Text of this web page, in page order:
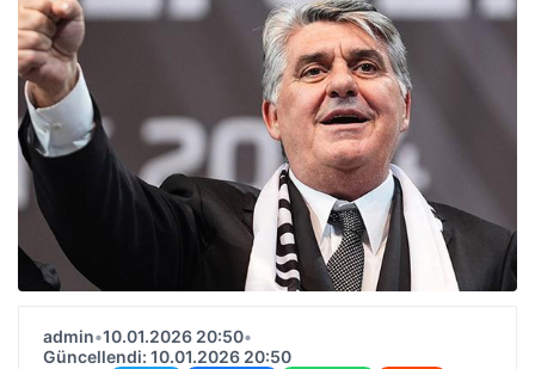
admin•10.01.2026 20:50•
Güncellendi: 10.01.2026 20:50